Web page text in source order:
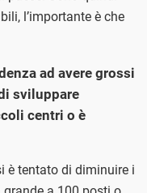
l’importante è che
ad avere grossi
sviluppare
centri o è
è tentato di diminuire i